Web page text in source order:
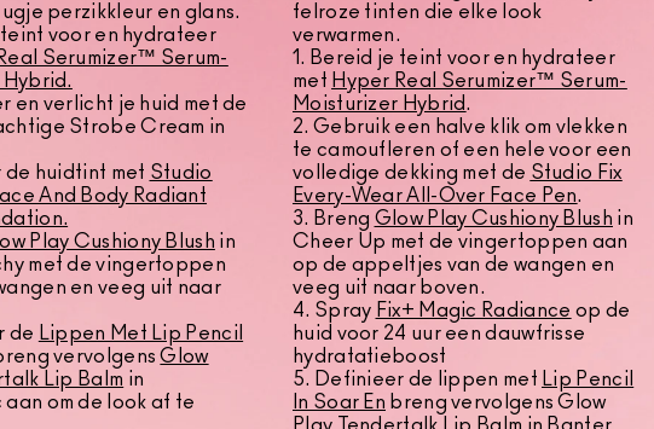
perzikkleur en glans.
teint voor en hydrateer
Serumizer™ Serum-
en verlicht je huid met de
Strobe Cream in
de huidtint met Studio
And Body Radiant
.
Play Cushiony Blush in
met de vingertoppen
en veeg uit naar
de Lippen Met Lip Pencil
vervolgensGlow
Lip Balm in
om de look af te
felroze tinten die elke look
verwarmen.
1. Bereid je teint voor en hydrateer
met Hyper Real Serumizer™ Serum-
Moisturizer Hybrid.
2. Gebruik een halve klik om vlekken
te camoufleren of een hele voor een
volledige dekking met de Studio Fix
Every-Wear All-Over Face Pen.
3. Breng Glow Play Cushiony Blush in
Cheer Up met de vingertoppen aan
op de appeltjes van de wangen en
veeg uit naar boven.
4. Spray Fix+ Magic Radiance op de
huid voor 24 uur een dauwfrisse
hydratatieboost
5. Definieer de lippen met Lip Pencil
In Soar En breng vervolgens Glow
Play Tendertalk Lip Balm in Banter